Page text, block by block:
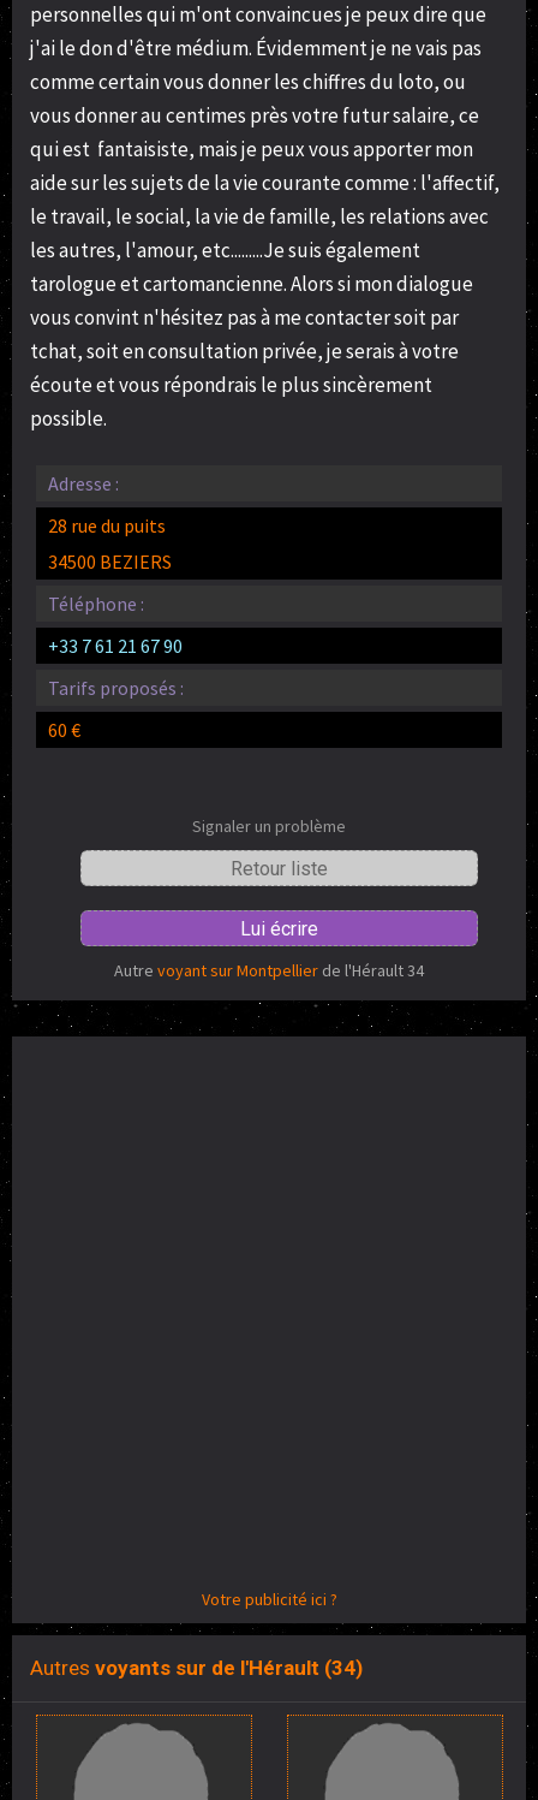
personnelles qui m'ont convaincues je peux dire que
j'ai le don d'être médium. Évidemment je ne vais pas
comme certain vous donner les chiffres du loto, ou
vous donner au centimes près votre futur salaire, ce
qui est fantaisiste, mais je peux vous apporter mon
aide sur les sujets de la vie courante comme : l'affectif,
le travail, le social, la vie de famille, les relations avec
les autres, l'amour, etc.........Je suis également
tarologue et cartomancienne. Alors si mon dialogue
vous convint n'hésitez pas à me contacter soit par
tchat, soit en consultation privée, je serais à votre
écoute et vous répondrais le plus sincèrement
possible.
Adresse :
28 rue du puits
34500 BEZIERS
Téléphone :
+33 7 61 21 67 90
Tarifs proposés :
60 €
Signaler un problème
Retour liste
Lui écrire
Autre voyant sur Montpellier de l'Hérault 34
Votre publicité ici ?
Autres voyants sur de l'Hérault (34)